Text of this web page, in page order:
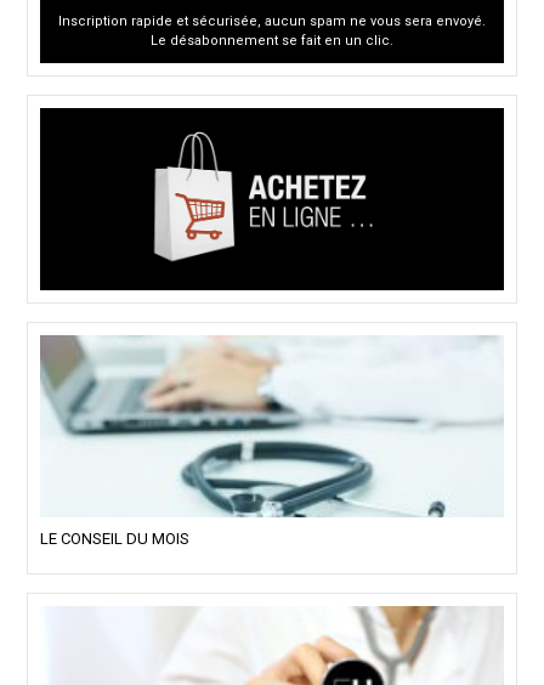
Inscription rapide et sécurisée, aucun spam ne vous sera envoyé.
Le désabonnement se fait en un clic.
LE CONSEIL DU MOIS